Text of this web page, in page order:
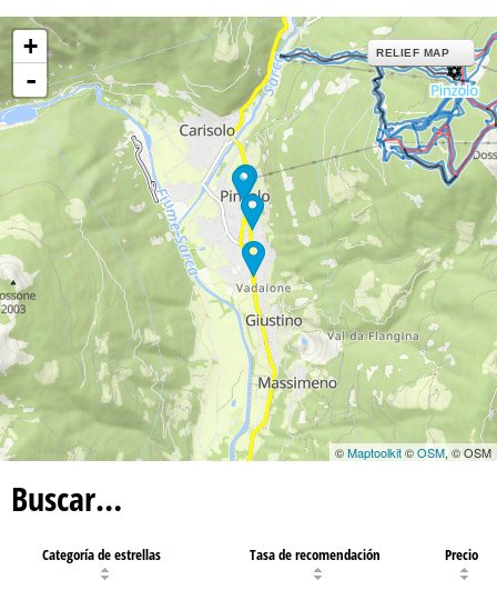
+
-
RELIEF MAP
©Maptoolkit©OSM, © OSM
Buscar…
Categoría de estrellas Tasa de recomendación Precio